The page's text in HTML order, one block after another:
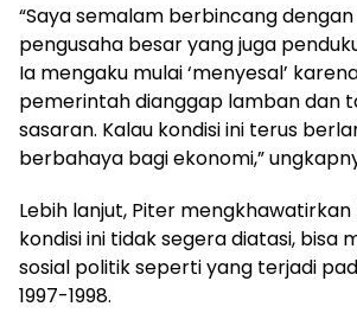
“Saya semalam berbincang
pengusaha besar yang juga
Ia mengaku mulai ‘menyesal’
pemerintah dianggap lamban dan
sasaran. Kalau kondisi ini terus
berbahaya bagi ekonomi,”
Lebih lanjut, Piter mengkhawatirkan
kondisi ini tidak segera diatasi, bisa
sosial politik seperti yang terjadi
1997-1998.